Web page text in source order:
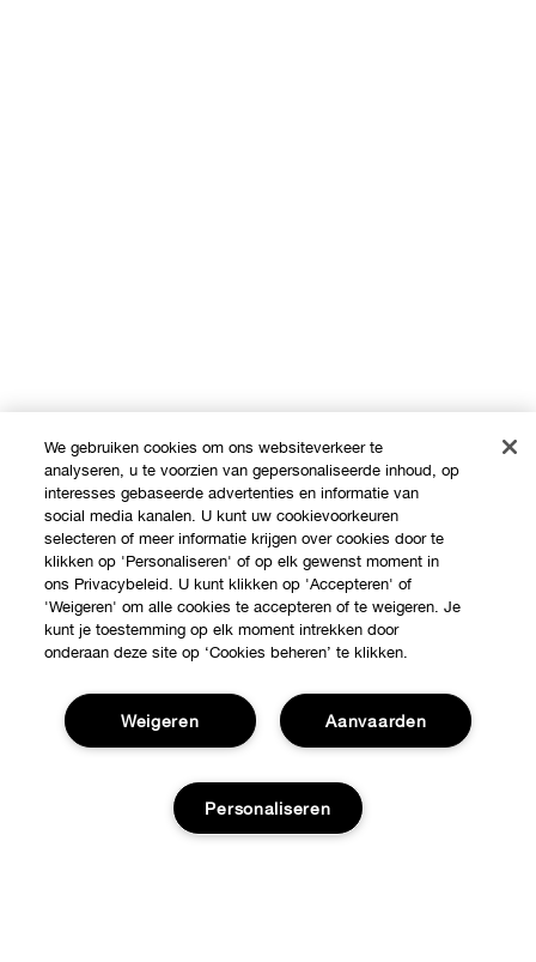
Shop
Verkooppunten
Aanbiedingen
Over Clinique
Internationale websites
We gebruiken cookies om ons websiteverkeer te
analyseren, u te voorzien van gepersonaliseerde inhoud, op
interesses gebaseerde advertenties en informatie van
social media kanalen. U kunt uw cookievoorkeuren
selecteren of meer informatie krijgen over cookies door te
klikken op 'Personaliseren' of op elk gewenst moment in
ons Privacybeleid. U kunt klikken op 'Accepteren' of
'Weigeren' om alle cookies te accepteren of te weigeren. Je
kunt je toestemming op elk moment intrekken door
onderaan deze site op ‘Cookies beheren’ te klikken.
Aanvaarden
Weigeren
Personaliseren